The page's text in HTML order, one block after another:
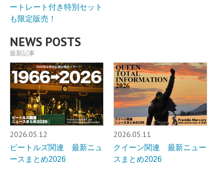
ートレート付き特別セット
も限定販売！
NEWS POSTS
最新記事
2026.05.12
ビートルズ関連 最新ニュ
ースまとめ2026
2026.05.11
クイーン関連 最新ニュー
スまとめ2026